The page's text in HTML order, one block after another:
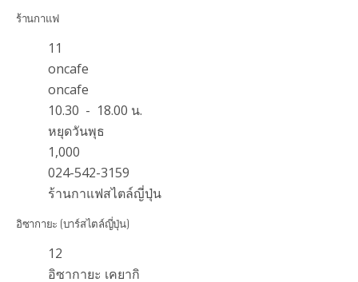
ร้านกาแฟ
11
oncafe
oncafe
10.30 - 18.00 น.
หยุดวันพุธ
1,000
024-542-3159
ร้านกาแฟสไตล์ญี่ปุ่น
อิซากายะ (บาร์สไตล์ญี่ปุ่น)
12
อิซากายะ เคยากิ